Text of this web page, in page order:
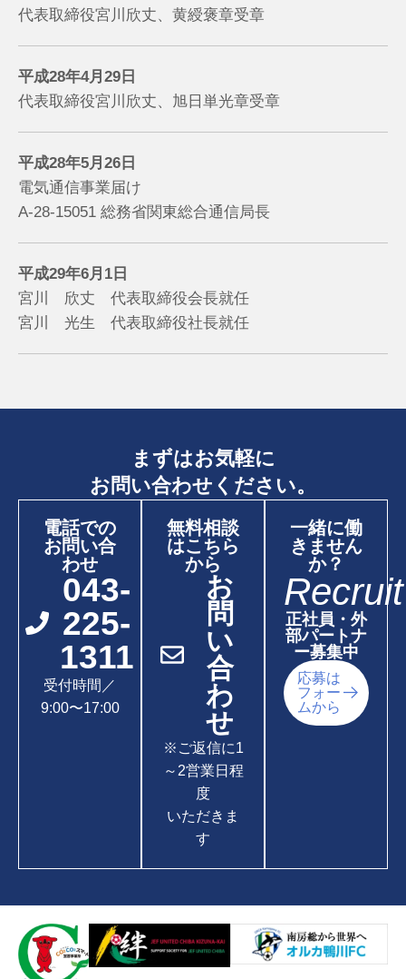
代表取締役宮川欣丈、黄綬褒章受章
平成28年4月29日
代表取締役宮川欣丈、旭日単光章受章
平成28年5月26日
電気通信事業届け
A-28-15051 総務省関東総合通信局長
平成29年6月1日
宮川 欣丈 代表取締役会長就任
宮川 光生 代表取締役社長就任
まずはお気軽に
お問い合わせください。
電話での
お問い合
わせ
043-
225-
1311
受付時間／
9:00〜17:00
無料相談
はこちら
から
お
問
い
合
わ
せ
※ご返信に1
～2営業日程
度
いただきま
す
一緒に働
きません
か？
Recruit
正社員・外
部パートナ
ー募集中
応募は
フォー
ムから